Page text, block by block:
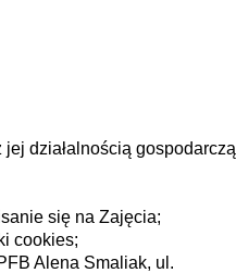
działalnością gospodarczą
się na Zajęcia;
cookies;
Alena Smaliak, ul.